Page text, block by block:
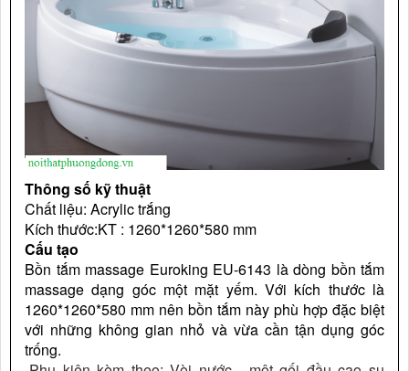
Thông số kỹ thuật
Chất liệu: Acrylic trắng
Kích thước:KT : 1260*1260*580 mm
Cấu tạo
Bồn tắm massage Euroking EU-6143 là dòng bồn tắm
massage dạng góc một mặt yếm. Với kích thước là
1260*1260*580 mm nên bồn tắm này phù hợp đặc biệt
với những không gian nhỏ và vừa cần tận dụng góc
trống.